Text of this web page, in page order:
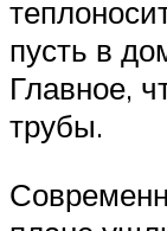
пусть в
Главное,
трубы.